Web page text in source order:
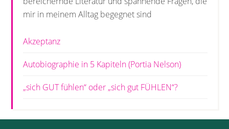
mir in meinem Alltag begegnet sind
Akzeptanz
Autobiographie in 5 Kapiteln (Portia Nelson)
„sich GUT fühlen“ oder „sich gut FÜHLEN“?